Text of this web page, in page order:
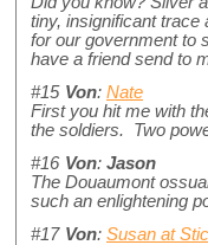
tiny, insignificant trace
for our government to
have a friend send to
#15 Von: Nate
First you hit me with
the soldiers. Two
#16 Von: Jason
The Douaumont
such an enlightening
#17 Von: Susan at